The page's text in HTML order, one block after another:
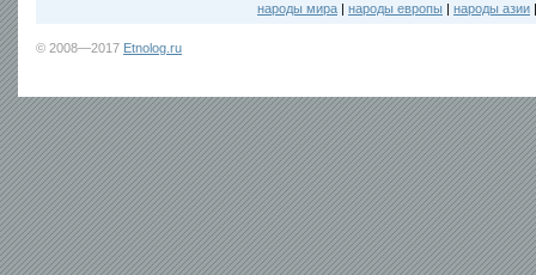
народы мира | народы европы | народы азии
© 2008—2017 Etnolog.ru